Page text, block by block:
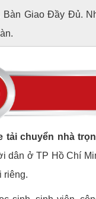
Bàn Giao Đầy Đủ.
tải chuyển nhà
dân ở TP Hồ Chí
riêng.